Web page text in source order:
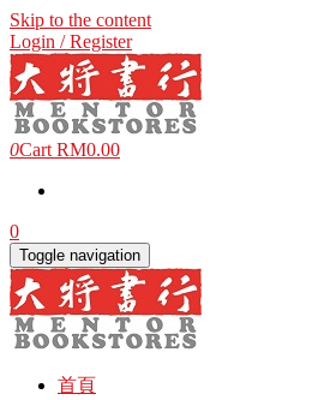
Skip to the content
Login / Register
0Cart RM0.00
0
Toggle navigation
首頁